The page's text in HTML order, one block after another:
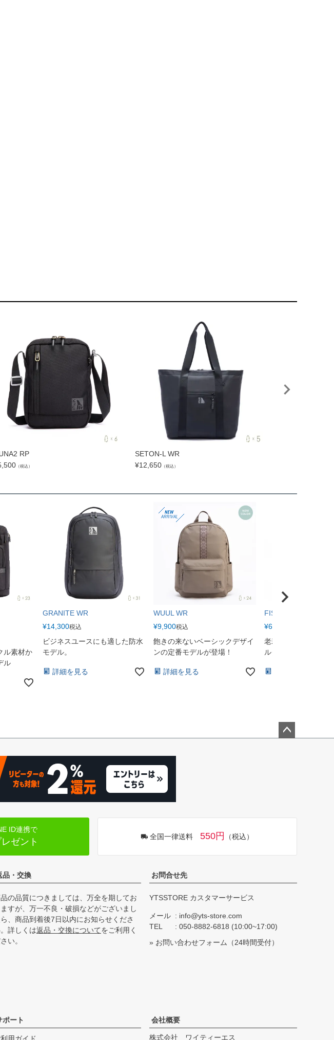
RP
（税込）
SETON-L WR
¥12,650 （税込）
ル素材か
ル
GRANITE WR
¥14,300税込
ビジネスユースにも適した防水
モデル。
詳細を見る
WUUL WR
¥9,900税込
飽きの来ないベーシックデザイ
ンの定番モデルが登場！
詳細を見る
FISHER RP
¥6,050
老若男女問わず人気
ルダーバッグ
ID連携で
ゼント 全国一律送料550円 （税込）
品・交換
の品質につきましては、万全を期してお
ますが、万一不良・破損などがございまし
、商品到着後7日以内にお知らせくださ
詳しくは返品・交換についてをご利用く
い。
お問合せ先
YTSSTORE カスタマーサービス
メール
info@yts-store.com
TEL
050-8882-6818 (10:00~17:00)
» お問い合わせフォーム （24時間受付）
ポート
利用ガイド
会社概要
株式会社 ワイティーエス